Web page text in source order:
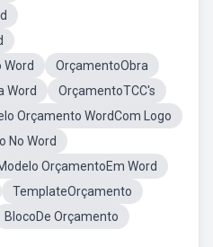
OrçamentoObra
Word
OrçamentoTCC's
Orçamento WordCom Logo
No Word
OrçamentoEm Word
TemplateOrçamento
BlocoDe Orçamento